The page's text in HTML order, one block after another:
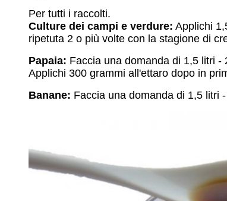
Per tutti i raccolti.
Culture dei campi e verdure: Applichi
ripetuta 2 o più volte con la stagione di
Papaia: Faccia una domanda di 1,5 litri
Applichi 300 grammi all'ettaro dopo in
Banane: Faccia una domanda di 1,5 litri